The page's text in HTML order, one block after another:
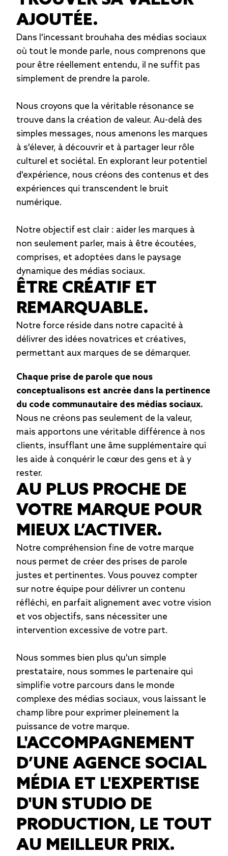
AJOUTÉE.
Dans l'incessant brouhaha des médias sociaux
où tout le monde parle, nous comprenons que
pour être réellement entendu, il ne suffit pas
simplement de prendre la parole.
Nous croyons que la véritable résonance se
trouve dans la création de valeur. Au-delà des
simples messages, nous amenons les marques
à s'élever, à découvrir et à partager leur rôle
culturel et sociétal. En explorant leur potentiel
d'expérience, nous créons des contenus et des
expériences qui transcendent le bruit
numérique.
Notre objectif est clair : aider les marques à
non seulement parler, mais à être écoutées,
comprises, et adoptées dans le paysage
dynamique des médias sociaux.
ÊTRE CRÉATIF ET
REMARQUABLE.
Notre force réside dans notre capacité à
délivrer des idées novatrices et créatives,
permettant aux marques de se démarquer.
Chaque prise de parole que nous
conceptualisons est ancrée dans la pertinence
du code communautaire des médias sociaux.
Nous ne créons pas seulement de la valeur,
mais apportons une véritable différence à nos
clients, insufflant une âme supplémentaire qui
les aide à conquérir le cœur des gens et à y
rester.
AU PLUS PROCHE DE
VOTRE MARQUE POUR
MIEUX L’ACTIVER.
Notre compréhension fine de votre marque
nous permet de créer des prises de parole
justes et pertinentes. Vous pouvez compter
sur notre équipe pour délivrer un contenu
réfléchi, en parfait alignement avec votre vision
et vos objectifs, sans nécessiter une
intervention excessive de votre part.
Nous sommes bien plus qu'un simple
prestataire, nous sommes le partenaire qui
simplifie votre parcours dans le monde
complexe des médias sociaux, vous laissant le
champ libre pour exprimer pleinement la
puissance de votre marque.
L'ACCOMPAGNEMENT
D’UNE AGENCE SOCIAL
MÉDIA ET L'EXPERTISE
D'UN STUDIO DE
PRODUCTION, LE TOUT
AU MEILLEUR PRIX.